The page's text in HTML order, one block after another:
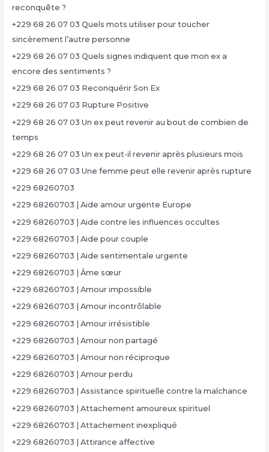
reconquête ?
+229 68 26 07 03 Quels mots utiliser pour toucher
sincèrement l’autre personne
+229 68 26 07 03 Quels signes indiquent que mon ex a
encore des sentiments ?
+229 68 26 07 03 Reconquérir Son Ex
+229 68 26 07 03 Rupture Positive
+229 68 26 07 03 Un ex peut revenir au bout de combien de
temps
+229 68 26 07 03 Un ex peut-il revenir après plusieurs mois
+229 68 26 07 03 Une femme peut elle revenir après rupture
+229 68260703
+229 68260703 | Aide amour urgente Europe
+229 68260703 | Aide contre les influences occultes
+229 68260703 | Aide pour couple
+229 68260703 | Aide sentimentale urgente
+229 68260703 | Âme sœur
+229 68260703 | Amour impossible
+229 68260703 | Amour incontrôlable
+229 68260703 | Amour irrésistible
+229 68260703 | Amour non partagé
+229 68260703 | Amour non réciproque
+229 68260703 | Amour perdu
+229 68260703 | Assistance spirituelle contre la malchance
+229 68260703 | Attachement amoureux spirituel
+229 68260703 | Attachement inexpliqué
+229 68260703 | Attirance affective